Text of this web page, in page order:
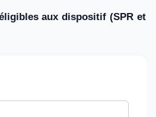
aux dispositif (SPR et